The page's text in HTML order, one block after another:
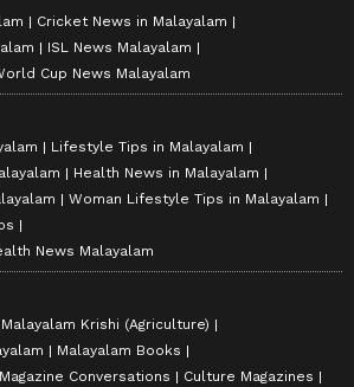
Cricket News in Malayalam
ISL News Malayalam
Cup News Malayalam
Lifestyle Tips in Malayalam
Health News in Malayalam
Woman Lifestyle Tips in Malayalam
News Malayalam
Malayalam Krishi (Agriculture)
Malayalam Books
Magazine Conversations
Culture Magazines